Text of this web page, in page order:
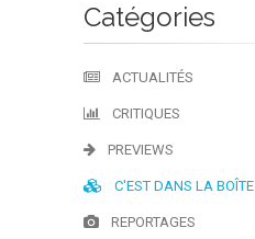
Catégories
ACTUALITÉS
CRITIQUES
PREVIEWS
C'EST DANS LA BOÎTE
REPORTAGES